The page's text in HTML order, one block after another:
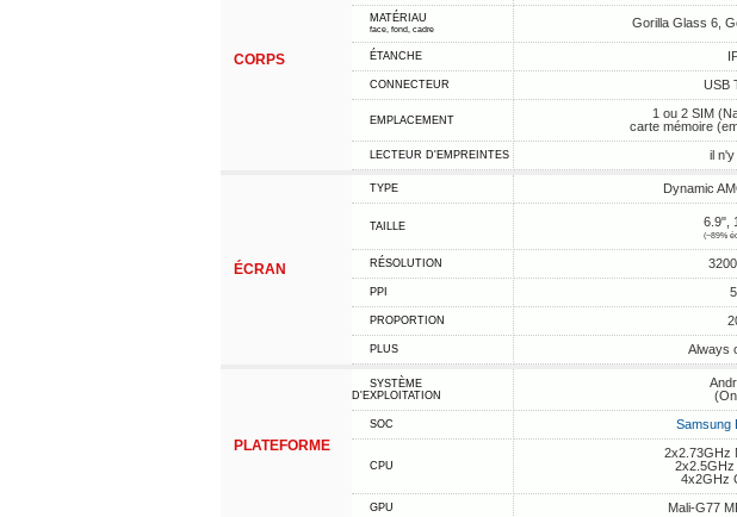
CORPS
MATÉRIAU
face, fond, cadre Gorilla Glass 6,
ÉTANCHE
CONNECTEUR USB
EMPLACEMENT
1 ou 2 SIM
carte mémoire
LECTEUR D'EMPREINTES il
ÉCRAN
TYPE Dynamic
TAILLE 6.9",
(~89%
RÉSOLUTION
PPI
PROPORTION
PLUS Always
PLATEFORME
SYSTÈME
D'EXPLOITATION
SOC Samsung
CPU
2x2.73GHz
4x2GHz
GPU Mali-G77